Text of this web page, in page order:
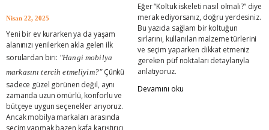
Nisan 22, 2025
Yeni bir ev kurarken ya da yaşam
alanınızı yenilerken akla gelen ilk
sorulardan biri: "Hangi mobilya
markasını tercih etmeliyim?"Çünkü
sadece güzel görünen değil, aynı
zamanda uzun ömürlü, konforlu ve
bütçeye uygun seçenekler arıyoruz.
Ancak mobilya markaları arasında
Eğer “Koltuk iskeleti nasıl olmalı?” diye
merak ediyorsanız, doğru yerdesiniz.
Bu yazıda sağlam bir koltuğun
sırlarını, kullanılan malzeme türlerini
ve seçim yaparken dikkat etmeniz
gereken püf noktaları detaylarıyla
anlatıyoruz.
Devamını oku